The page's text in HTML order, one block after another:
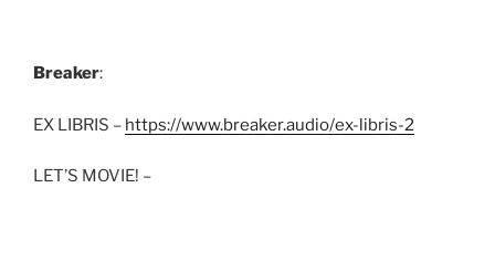
Breaker:
EX LIBRIS – https://www.breaker.audio/ex-libris-2
LET’S MOVIE! –